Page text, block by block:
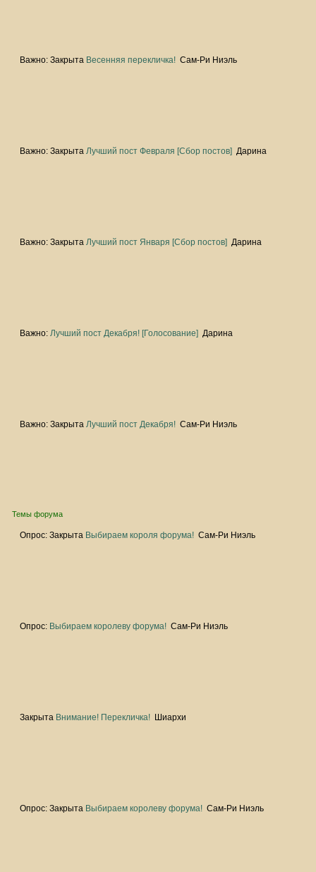
Важно: Закрыта Весенняя перекличка! Сам-Ри Ниэль
Важно: ЗакрытаЛучший пост Февраля [Сбор постов] Дарина
Важно: ЗакрытаЛучший пост Января [Сбор постов] Дарина
Важно: Лучший пост Декабря! [Голосование] Дарина
Важно: ЗакрытаЛучший пост Декабря! Сам-Ри Ниэль
Темы форума
Опрос: Закрыта Выбираем короля форума! Сам-Ри Ниэль
Опрос: Выбираем королеву форума! Сам-Ри Ниэль
Закрыта Внимание! Перекличка! Шиархи
Опрос: Закрыта Выбираем королеву форума! Сам-Ри Ниэль